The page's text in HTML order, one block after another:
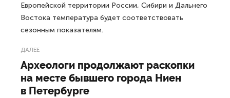
Европейской территории России, Сибири и Дальнего
Востока температура будет соответствовать
сезонным показателям.
ДАЛЕЕ
Археологи продолжают раскопки
на месте бывшего города Ниен
в Петербурге